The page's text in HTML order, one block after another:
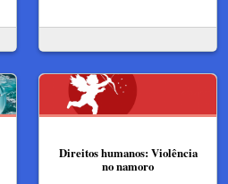
Direitos humanos: Violência
no namoro